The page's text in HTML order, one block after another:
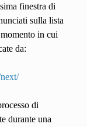
finestra di
sulla lista
in cui
da:
di
durante una